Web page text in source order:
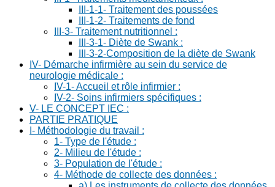
III-1-1- Traitement des poussées
III-1-2- Traitements de fond
III-3- Traitement nutritionnel :
III-3-1- Diète de Swank :
III-3-2-Composition de la diète de Swank
IV- Démarche infirmière au sein du service de
neurologie médicale :
IV-1- Accueil et rôle infirmier :
IV-2- Soins infirmiers spécifiques :
V- LE CONCEPT IEC :
PARTIE PRATIQUE
I- Méthodologie du travail :
1- Type de l'étude :
2- Milieu de l'étude :
3- Population de l'étude :
4- Méthode de collecte des données :